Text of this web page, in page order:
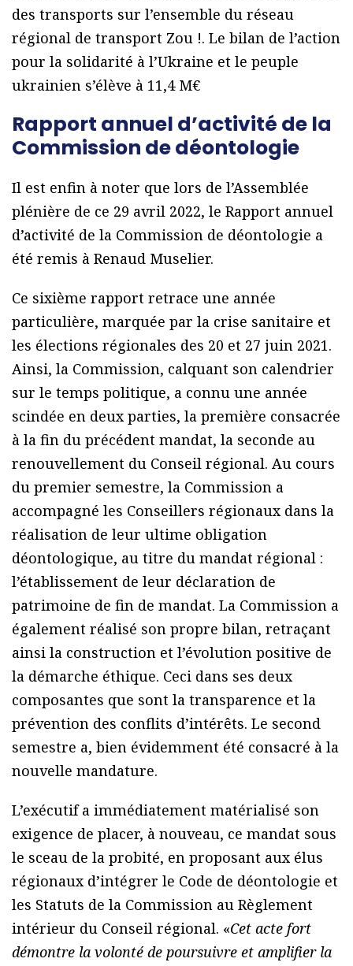
des transports sur l’ensemble du réseau
régional de transport Zou !. Le bilan de l’action
pour la solidarité à l’Ukraine et le peuple
ukrainien s’élève à 11,4 M€
Rapport annuel d’activité de la
Commission de déontologie
Il est enfin à noter que lors de l’Assemblée
plénière de ce 29 avril 2022, le Rapport annuel
d’activité de la Commission de déontologie a
été remis à Renaud Muselier.
Ce sixième rapport retrace une année
particulière, marquée par la crise sanitaire et
les élections régionales des 20 et 27 juin 2021.
Ainsi, la Commission, calquant son calendrier
sur le temps politique, a connu une année
scindée en deux parties, la première consacrée
à la fin du précédent mandat, la seconde au
renouvellement du Conseil régional. Au cours
du premier semestre, la Commission a
accompagné les Conseillers régionaux dans la
réalisation de leur ultime obligation
déontologique, au titre du mandat régional :
l’établissement de leur déclaration de
patrimoine de fin de mandat. La Commission a
également réalisé son propre bilan, retraçant
ainsi la construction et l’évolution positive de
la démarche éthique. Ceci dans ses deux
composantes que sont la transparence et la
prévention des conflits d’intérêts. Le second
semestre a, bien évidemment été consacré à la
nouvelle mandature.
L’exécutif a immédiatement matérialisé son
exigence de placer, à nouveau, ce mandat sous
le sceau de la probité, en proposant aux élus
régionaux d’intégrer le Code de déontologie et
les Statuts de la Commission au Règlement
intérieur du Conseil régional. «Cet acte fort
démontre la volonté de poursuivre et amplifier la